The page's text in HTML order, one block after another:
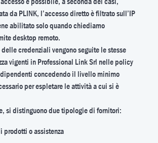
da PLINK, l’accesso diretto è filtrato sull’IP
abilitato solo quando chiediamo
desktop remoto.
delle credenziali vengono seguite le stesse
vigenti in Professional Link Srl nelle policy
dipendenti concedendo il livello minimo
per espletare le attività a cui si è
si distinguono due tipologie di fornitori:
prodotti o assistenza